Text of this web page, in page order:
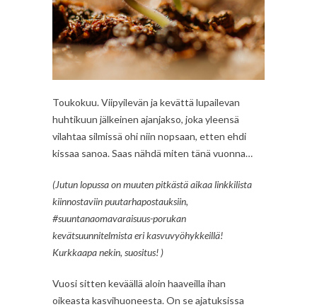
Toukokuu. Viipyilevän ja kevättä lupailevan
huhtikuun jälkeinen ajanjakso, joka yleensä
vilahtaa silmissä ohi niin nopsaan, etten ehdi
kissaa sanoa. Saas nähdä miten tänä vuonna…
(Jutun lopussa on muuten pitkästä aikaa linkkilista
kiinnostaviin puutarhapostauksiin,
#suuntanaomavaraisuus-porukan
kevätsuunnitelmista eri kasvuvyöhykkeillä!
Kurkkaapa nekin, suositus! )
Vuosi sitten keväällä aloin haaveilla ihan
oikeasta kasvihuoneesta. On se ajatuksissa